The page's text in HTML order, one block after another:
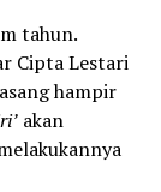
tahun.
Cipta Lestari
hampir
akan